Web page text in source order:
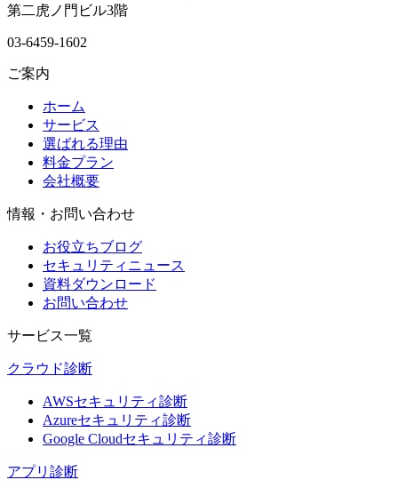
第二虎ノ門ビル3階
03-6459-1602
ご案内
ホーム
サービス
選ばれる理由
料金プラン
会社概要
情報・お問い合わせ
お役立ちブログ
セキュリティニュース
資料ダウンロード
お問い合わせ
サービス一覧
クラウド診断
AWSセキュリティ診断
Azureセキュリティ診断
Google Cloudセキュリティ診断
アプリ診断